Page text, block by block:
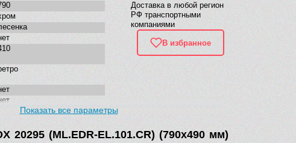
Доставка в любой регион
РФ транспортными
компаниями
В избранное
Показать все параметры
20295 (ML.EDR-EL.101.CR) (790х490 мм)